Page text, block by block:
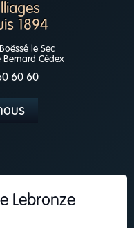
1894
le Sec
Bernard Cédex
60 60
Lebronze